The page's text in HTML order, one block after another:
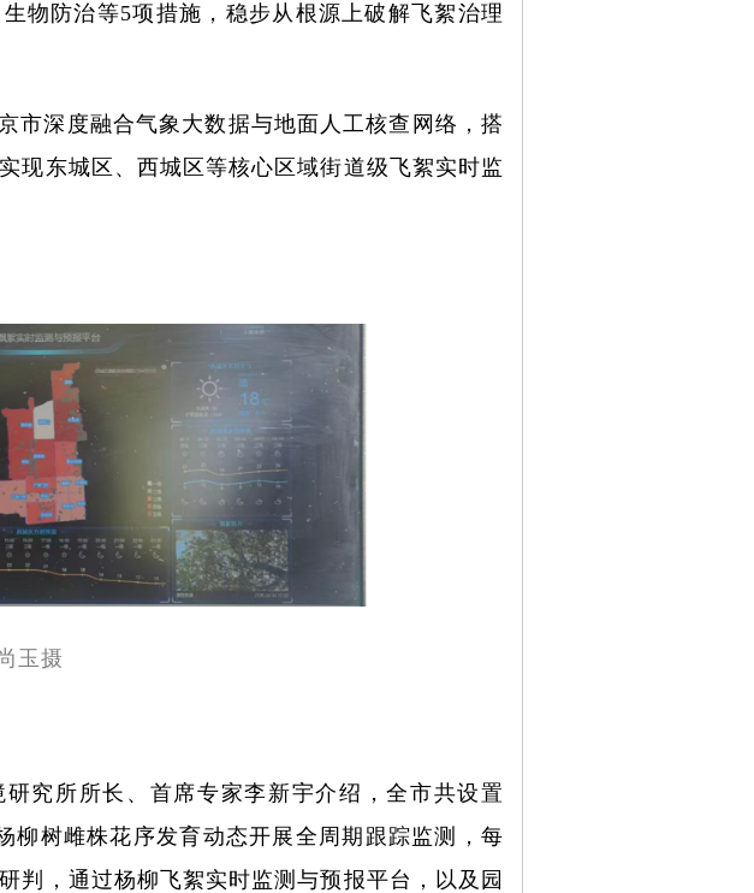
物防治等5项措施，稳步从根源上破解飞絮治理
市深度融合气象大数据与地面人工核查网络，搭
现东城区、西城区等核心区域街道级飞絮实时监
玉摄
究所所长、首席专家李新宇介绍，全市共设置
柳树雌株花序发育动态开展全周期跟踪监测，每
判，通过杨柳飞絮实时监测与预报平台，以及园